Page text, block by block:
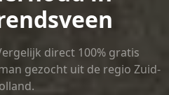
direct 100% gratis
gezocht uit de regio Zuid-